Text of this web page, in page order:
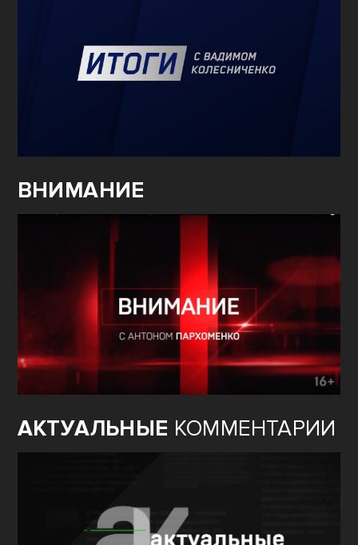
ВНИМАНИЕ
АКТУАЛЬНЫЕ КОММЕНТАРИИ